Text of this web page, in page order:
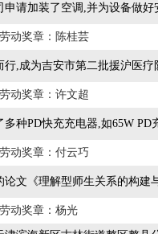
申请加装了空调,并为设备做
动奖章：陈桂芸
行,成为吉安市第二批援沪医
动奖章：许文超
多种PD快充充电器,如65W
动奖章：付云巧
论文《理解型师生关系的构
动奖章：杨光